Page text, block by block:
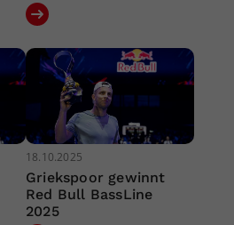
18.10.2025
Griekspoor gewinnt
Red Bull BassLine
2025